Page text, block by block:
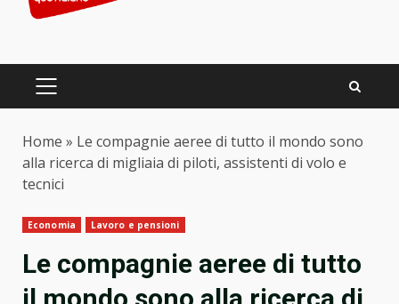
PRIMARY
Home » Le compagnie aeree di tutto il mondo sono
alla ricerca di migliaia di piloti, assistenti di volo e
tecnici
Economia Lavoro e pensioni
Le compagnie aeree di tutto